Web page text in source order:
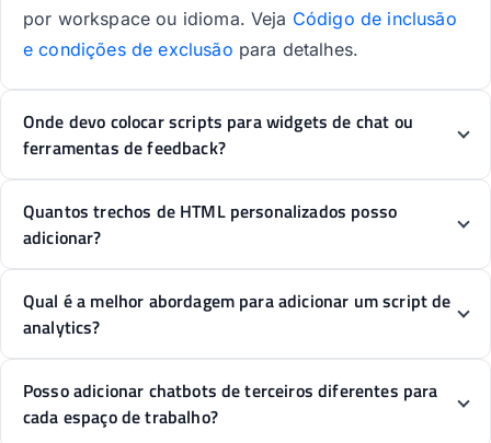
por workspace ou idioma. Veja Código de inclusão
e condições de exclusão para detalhes.
Onde devo colocar scripts para widgets de chat ou
ferramentas de feedback?
Quantos trechos de HTML personalizados posso
adicionar?
Qual é a melhor abordagem para adicionar um script de
analytics?
Posso adicionar chatbots de terceiros diferentes para
cada espaço de trabalho?